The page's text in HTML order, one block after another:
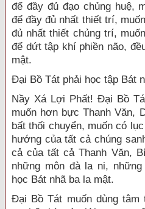
để đầy đủ đạo chủng huệ,
để đầy đủ nhất thiết trí,
đủ nhất thiết chủng trí,
để dứt tập khí phiền não,
mật.
Đại Bồ Tát phải học tập Bát
Nầy Xá Lợi Phất! Đại Bồ
muốn hơn bực Thanh Văn,
bất thối chuyển, muốn có
hướng của tất cả chúng
cả của tất cả Thanh Văn,
những môn đà la ni,
học Bát nhã ba la mật.
Đại Bồ Tát muốn dùng